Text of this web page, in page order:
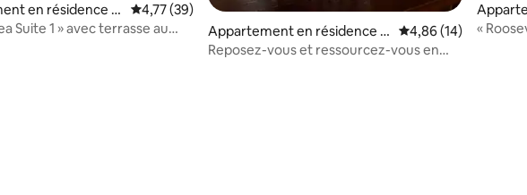
la base de 8 commentaires : 4,75 sur 5
en résidence ⋅
Évaluation moyenne sur la base de 39 commentaires : 4,77 sur 5
4,77 (39)
Suite 1 » avec terrasse au
Appartement en résidence ⋅
Dickinson
Évaluation moyenne
4,86 (14)
Reposez-vous et ressourcez-vous en
Medora
«